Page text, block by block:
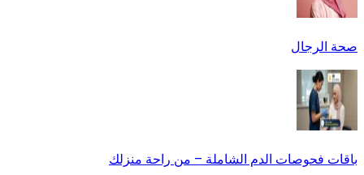
صحة الرجال
باقات فحوصات الدم الشاملة – من راحة منزلك